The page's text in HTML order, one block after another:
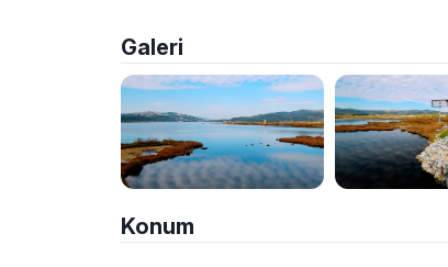
Galeri
Konum